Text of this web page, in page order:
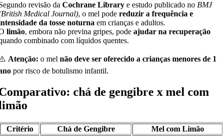
revisão daCochrane Library e estudo publicado no BMJ
Medical Journal), o mel podereduzir a frequência e
da tosse noturna em crianças e adultos.
limão, embora não previna gripes, podeajudar na recuperação
combinado com líquidos quentes.
Atenção: o melnão deve ser oferecido a crianças menores de 1
por risco de botulismo infantil.
chá de gengibre x mel com
Critério Chá de Gengibre
Mel com Limão